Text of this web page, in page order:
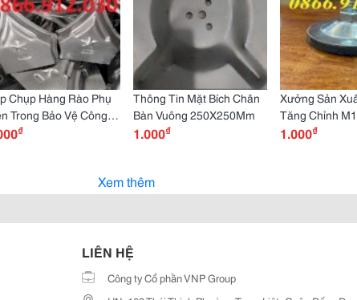
Chụp Hàng Rào Phụ
Trong Bảo Vệ Công
₫
Thông Tin Mặt Bích Chân
Bàn Vuông 250X250Mm
1.000₫
Xưởng Sản
Tăng Chỉnh
1.000₫
Xem thêm
LIÊN HỆ
Công ty Cổ phần VNP Group